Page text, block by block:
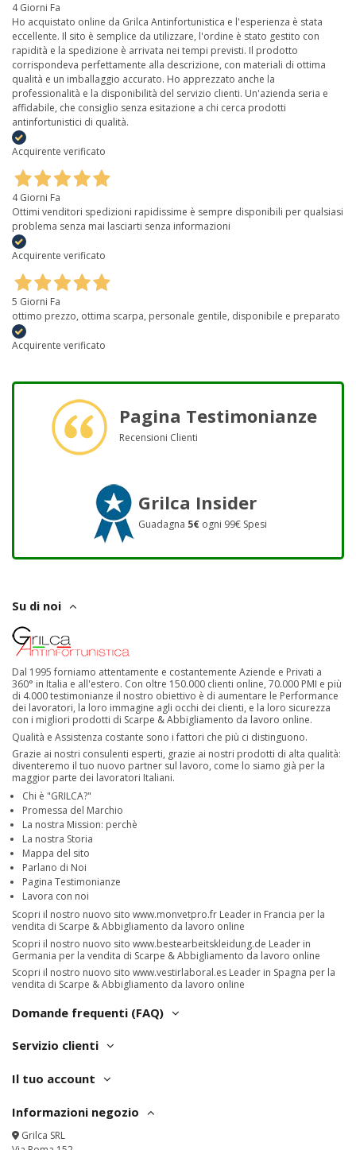
4 Giorni Fa
Ho acquistato online da Grilca Antinfortunistica e l'esperienza è stata
eccellente. Il sito è semplice da utilizzare, l'ordine è stato gestito con
rapidità e la spedizione è arrivata nei tempi previsti. Il prodotto
corrispondeva perfettamente alla descrizione, con materiali di ottima
qualità e un imballaggio accurato. Ho apprezzato anche la
professionalità e la disponibilità del servizio clienti. Un'azienda seria e
affidabile, che consiglio senza esitazione a chi cerca prodotti
antinfortunistici di qualità.
Acquirente verificato
4 Giorni Fa
Ottimi venditori spedizioni rapidissime è sempre disponibili per qualsiasi
problema senza mai lasciarti senza informazioni
Acquirente verificato
5 Giorni Fa
ottimo prezzo, ottima scarpa, personale gentile, disponibile e preparato
Acquirente verificato
Pagina Testimonianze
Recensioni Clienti
Grilca Insider
Guadagna 5€ ogni 99€ Spesi
Su di noi
Dal 1995 forniamo attentamente e costantemente Aziende e Privati a
360° in Italia e all'estero. Con oltre 150.000 clienti online, 70.000 PMI e più
di 4.000 testimonianze il nostro obiettivo è di aumentare le Performance
dei lavoratori, la loro immagine agli occhi dei clienti, e la loro sicurezza
con i migliori prodotti di Scarpe & Abbigliamento da lavoro online.
Qualità e Assistenza costante sono i fattori che più ci distinguono.
Grazie ai nostri consulenti esperti, grazie ai nostri prodotti di alta qualità:
diventeremo il tuo nuovo partner sul lavoro, come lo siamo già per la
maggior parte dei lavoratori Italiani.
Chi è "GRILCA?"
Promessa del Marchio
La nostra Mission: perchè
La nostra Storia
Mappa del sito
Parlano di Noi
Pagina Testimonianze
Lavora con noi
Scopri il nostro nuovo sito www.monvetpro.fr Leader in Francia per la
vendita di Scarpe & Abbigliamento da lavoro online
Scopri il nostro nuovo sito www.bestearbeitskleidung.de Leader in
Germania per la vendita di Scarpe & Abbigliamento da lavoro online
Scopri il nostro nuovo sito www.vestirlaboral.es Leader in Spagna per la
vendita di Scarpe & Abbigliamento da lavoro online
Domande frequenti (FAQ)
Servizio clienti
Il tuo account
Informazioni negozio
Grilca SRL